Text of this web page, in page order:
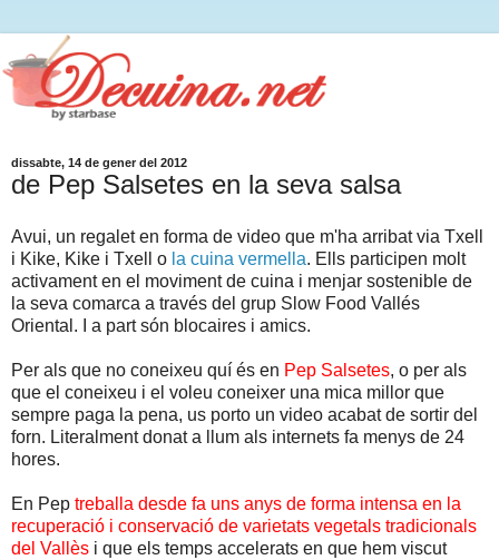
dissabte, 14 de gener del 2012
de Pep Salsetes en la seva salsa
Avui, un regalet en forma de video que m'ha arribat via Txell
i Kike, Kike i Txell o la cuina vermella. Ells participen molt
activament en el moviment de cuina i menjar sostenible de
la seva comarca a través del grup Slow Food Vallés
Oriental. I a part són blocaires i amics.
Per als que no coneixeu quí és en Pep Salsetes, o per als
que el coneixeu i el voleu coneixer una mica millor que
sempre paga la pena, us porto un video acabat de sortir del
forn. Literalment donat a llum als internets fa menys de 24
hores.
En Pep treballa desde fa uns anys de forma intensa en la
recuperació i conservació de varietats vegetals tradicionals
del Vallès i que els temps accelerats en que hem viscut